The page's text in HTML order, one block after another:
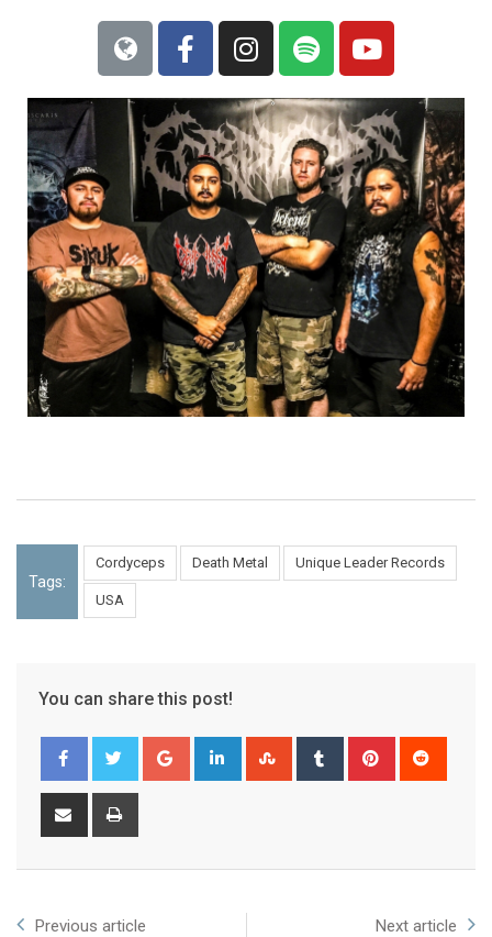
Tags:
Cordyceps Death Metal Unique Leader Records
USA
You can share this post!
Previous article Next article